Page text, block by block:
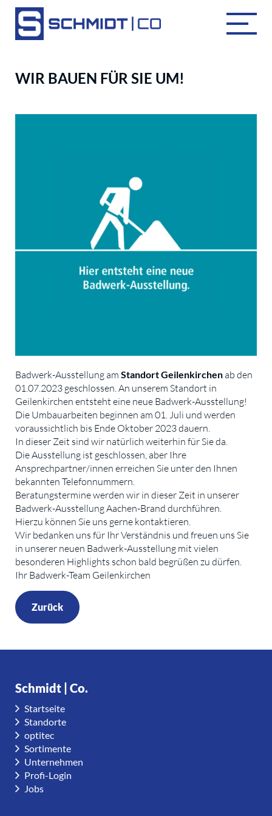
WIR BAUEN FÜR SIE UM!
Badwerk-Ausstellung am Standort Geilenkirchenab den
01.07.2023 geschlossen. An unserem Standort in
Geilenkirchen entsteht eine neue Badwerk-Ausstellung!
Die Umbauarbeiten beginnen am 01. Juli und werden
voraussichtlich bis Ende Oktober 2023 dauern.
In dieser Zeit sind wir natürlich weiterhin für Sie da.
Die Ausstellung ist geschlossen, aber Ihre
Ansprechpartner/innen erreichen Sie unter den Ihnen
bekannten Telefonnummern.
Beratungstermine werden wir in dieser Zeit in unserer
Badwerk-Ausstellung Aachen-Brand durchführen.
Hierzu können Sie uns gerne kontaktieren.
Wir bedanken uns für Ihr Verständnis und freuen uns Sie
in unserer neuen Badwerk-Ausstellung mit vielen
besonderen Highlights schon bald begrüßen zu dürfen.
Ihr Badwerk-Team Geilenkirchen
Zurück
Schmidt | Co.
Startseite
Standorte
optitec
Sortimente
Unternehmen
Profi-Login
Jobs